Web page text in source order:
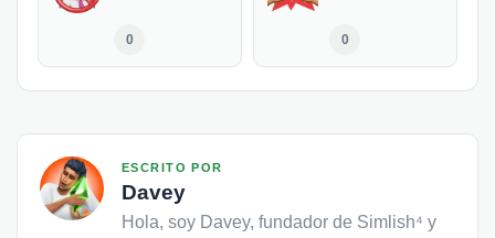
0 0
ESCRITO POR
Davey
Hola, soy Davey, fundador de Simlish⁴ y